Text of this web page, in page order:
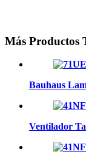
Más Productos
Bauhaus
Ventilador